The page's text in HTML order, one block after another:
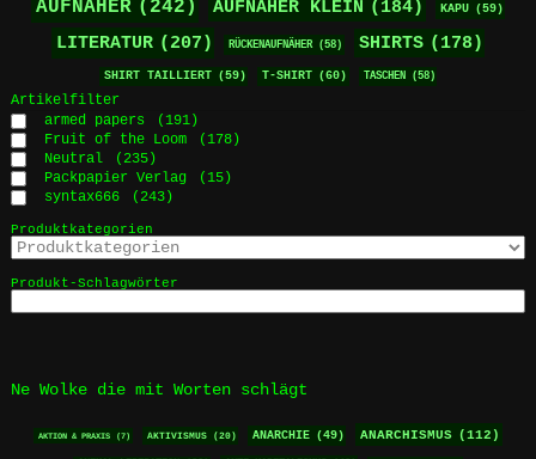
Produktseite
gewählt
AUFNÄHER (242) AUFNÄHER KLEIN (184) KAPU (59)
LITERATUR (207) RÜCKENAUFNÄHER (58) SHIRTS (178)
SHIRT TAILLIERT (59) T-SHIRT (60) TASCHEN (58)
Artikelfilter
armed papers
(191)
Fruit of the Loom
(178)
Neutral
(235)
Packpapier Verlag
(15)
syntax666
(243)
Produktkategorien
Produkt-Schlagwörter
Ne Wolke die mit Worten schlägt
AKTION & PRAXIS (7) AKTIVISMUS (20) ANARCHIE (49) ANARCHISMUS (112)